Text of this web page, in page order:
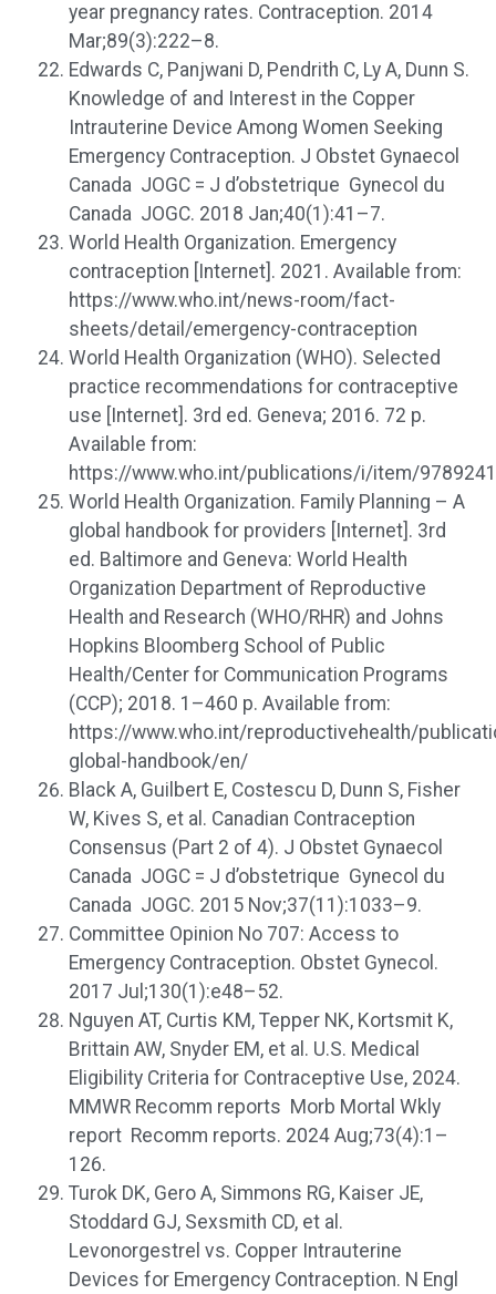
year pregnancy rates. Contraception. 2014
Mar;89(3):222–8.
Edwards C, Panjwani D, Pendrith C, Ly A, Dunn S.
Knowledge of and Interest in the Copper
Intrauterine Device Among Women Seeking
Emergency Contraception. J Obstet Gynaecol
Canada JOGC = J d’obstetrique Gynecol du
Canada JOGC. 2018 Jan;40(1):41–7.
World Health Organization. Emergency
contraception [Internet]. 2021. Available from:
https://www.who.int/news-room/fact-
sheets/detail/emergency-contraception
World Health Organization (WHO). Selected
practice recommendations for contraceptive
use [Internet]. 3rd ed. Geneva; 2016. 72 p.
Available from:
https://www.who.int/publications/i/item/
World Health Organization. Family Planning – A
global handbook for providers [Internet]. 3rd
ed. Baltimore and Geneva: World Health
Organization Department of Reproductive
Health and Research (WHO/RHR) and Johns
Hopkins Bloomberg School of Public
Health/Center for Communication Programs
(CCP); 2018. 1–460 p. Available from:
https://www.who.int/reproductivehealth/
global-handbook/en/
Black A, Guilbert E, Costescu D, Dunn S, Fisher
W, Kives S, et al. Canadian Contraception
Consensus (Part 2 of 4). J Obstet Gynaecol
Canada JOGC = J d’obstetrique Gynecol du
Canada JOGC. 2015 Nov;37(11):1033–9.
Committee Opinion No 707: Access to
Emergency Contraception. Obstet Gynecol.
2017 Jul;130(1):e48–52.
Nguyen AT, Curtis KM, Tepper NK, Kortsmit K,
Brittain AW, Snyder EM, et al. U.S. Medical
Eligibility Criteria for Contraceptive Use, 2024.
MMWR Recomm reports Morb Mortal Wkly
report Recomm reports. 2024 Aug;73(4):1–
126.
Turok DK, Gero A, Simmons RG, Kaiser JE,
Stoddard GJ, Sexsmith CD, et al.
Levonorgestrel vs. Copper Intrauterine
Devices for Emergency Contraception. N Engl